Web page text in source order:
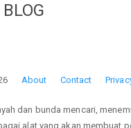
About Contact
dan bunda mencari,
alat yang akan membuat